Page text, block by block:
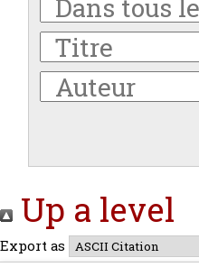
Up a level
Export as